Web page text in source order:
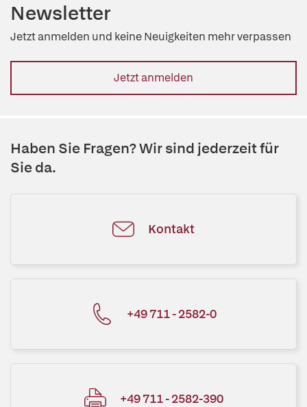
Newsletter
Jetzt anmelden und keine Neuigkeiten mehr verpassen
Jetzt anmelden
Haben Sie Fragen? Wir sind jederzeit für
Sie da.
Kontakt
+49 711 - 2582-0
+49 711 - 2582-390